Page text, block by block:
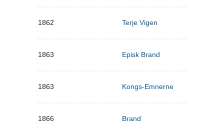
1862 Terje Vigen
1863 Episk Brand
1863 Kongs-Emnerne
1866 Brand